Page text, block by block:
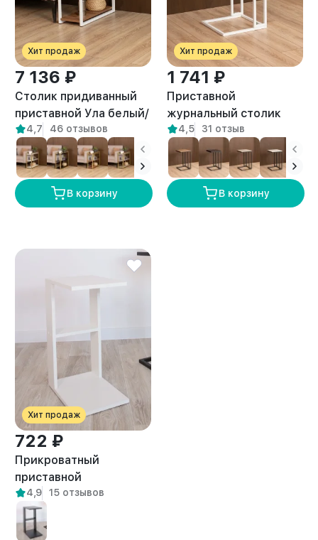
Хит продаж
7 136 ₽
Столик придиванный
приставной Ула белый/
амаретто
4,7 46 отзывов
В корзину
Хит продаж
1 741 ₽
Приставной
журнальный столик
Римо белый/амаретто
4,5 31 отзыв
В корзину
Хит продаж
722 ₽
Прикроватный
приставной
журнальный столик
Вейна белый
4,9 15 отзывов